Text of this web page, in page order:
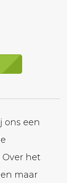
ons een
het
maar